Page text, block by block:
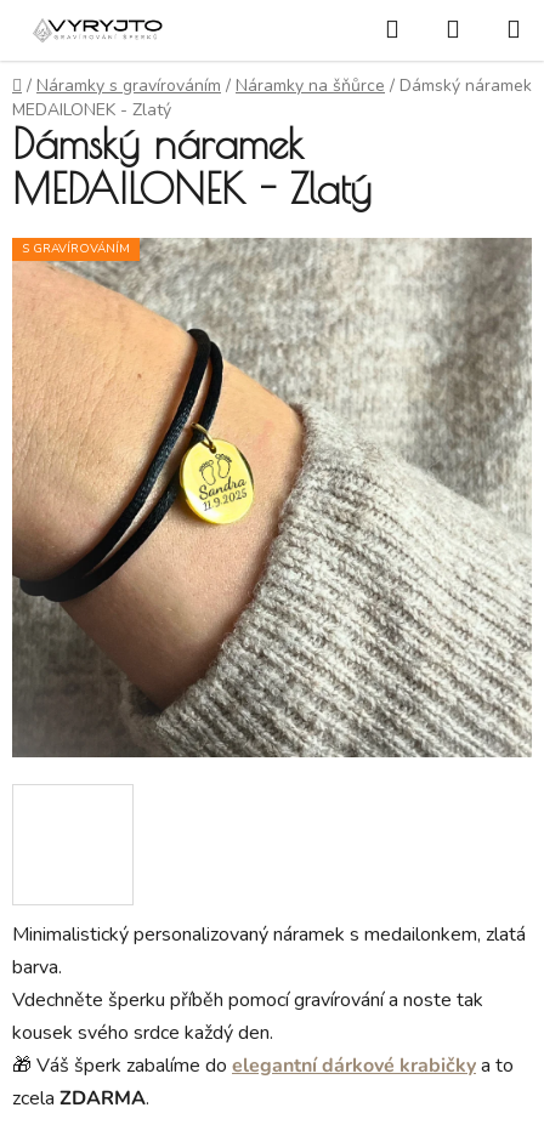
Přejít na obsah Hledat
Domů
/ Náramky s gravírováním / Náramky na šňůrce / Dámský náramek
MEDAILONEK - Zlatý
Minimalistický personalizovaný náramek s medailonkem, zlatá
barva.
Vdechněte šperku příběh pomocí gravírování a noste tak
kousek svého srdce každý den.
🎁 Váš šperk zabalíme do elegantní dárkové krabičkya to
zcela ZDARMA.
Dámský náramek
MEDAILONEK - Zlatý
S GRAVÍROVÁNÍM